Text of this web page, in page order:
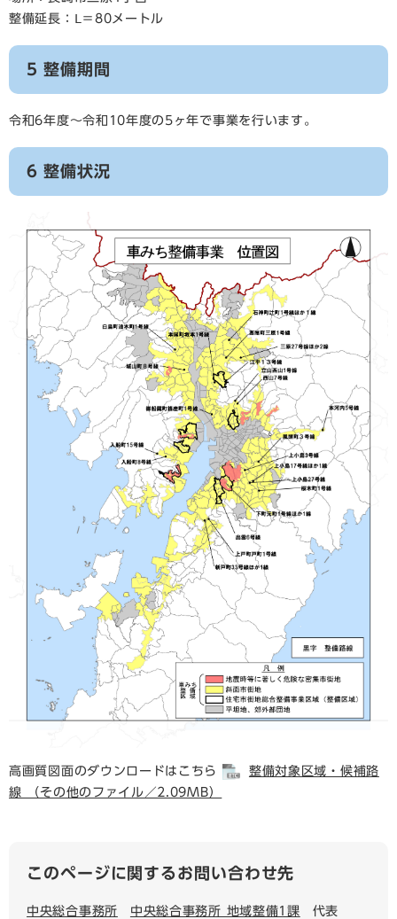
整備延長：Ⅼ＝80メートル
5 整備期間
令和6年度～令和10年度の5ヶ年で事業を行います。
6 整備状況
高画質図面のダウンロードはこちら
整備対象区域・候補路
線 （その他のファイル／2.09MB）
このページに関するお問い合わせ先
中央総合事務所 中央総合事務所 地域整備1課 代表